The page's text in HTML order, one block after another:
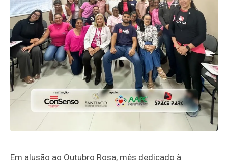
Em alusão ao Outubro Rosa, mês dedicado à